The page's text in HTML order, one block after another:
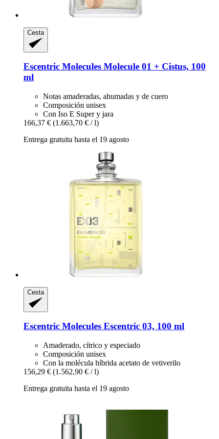
Cesta
Escentric Molecules Molecule 01 + Cistus, 100
ml
Notas amaderadas, ahumadas y de cuero
Composición unisex
Con Iso E Super y jara
166,37 € (1.663,70 € / l)
Entrega gratuita hasta el 19 agosto
Cesta
Escentric Molecules Escentric 03, 100 ml
Amaderado, cítrico y especiado
Composición unisex
Con la molécula híbrida acetato de vetiverilo
156,29 € (1.562,90 € / l)
Entrega gratuita hasta el 19 agosto